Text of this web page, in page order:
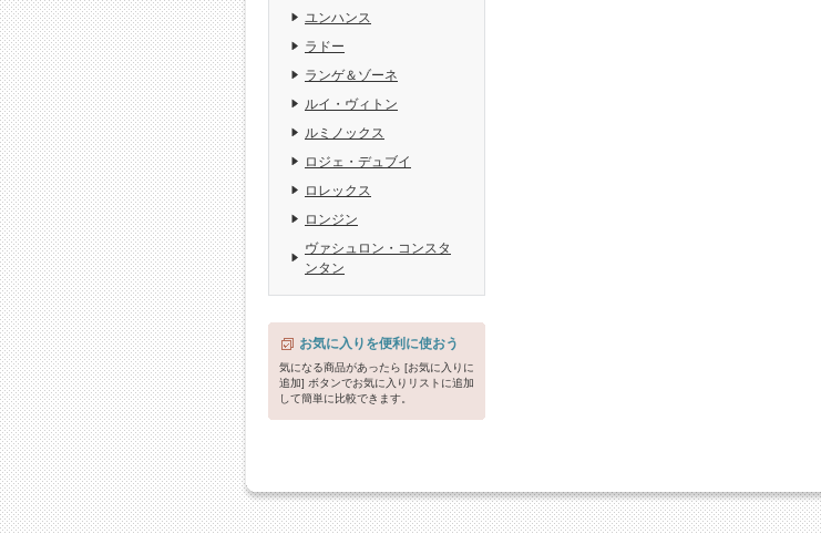
ユンハンス
ラドー
ランゲ＆ゾーネ
ルイ・ヴィトン
ルミノックス
ロジェ・デュブイ
ロレックス
ロンジン
ヴァシュロン・コンスタ
ンタン
お気に入りを便利に使おう
気になる商品があったら [お気に入りに
追加] ボタンでお気に入りリストに追加
して簡単に比較できます。